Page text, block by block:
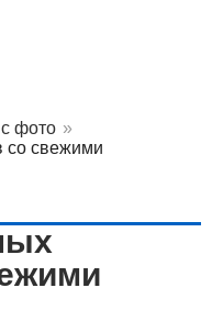
фото »
со свежими